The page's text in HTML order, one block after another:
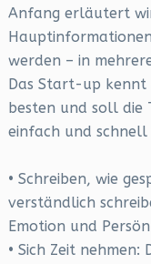
Anfang erläutert
werden – in
Das Start-up kennt
besten und soll die
einfach und
• Schreiben, wie
verständlich
Emotion und
• Sich Zeit